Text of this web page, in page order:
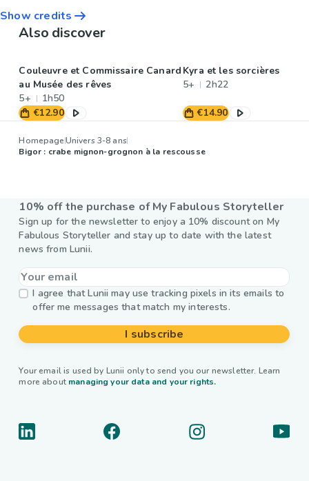
Show credits
Also discover
Couleuvre et Commissaire Canard
au Musée des rêves
5+
1h50
€12.90
Kyra et les sorcières
5+
2h22
€14.90
HomepageUnivers 3-8 ans
Bigor : crabe mignon-grognon à la rescousse
10% off the purchase of My Fabulous Storyteller
Sign up for the newsletter to enjoy a 10% discount on My
Fabulous Storyteller and stay up to date with the latest
news from Lunii.
I agree that Lunii may use tracking pixels in its emails to
offer me messages that match my interests.
I subscribe
Your email is used by Lunii only to send you our newsletter. Learn
more about managing your data and your rights.